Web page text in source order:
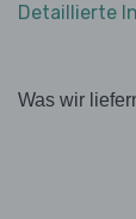
Detaillierte
Was wir